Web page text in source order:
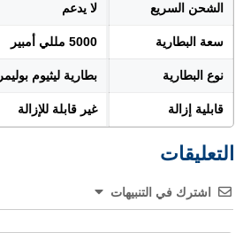
الشحن السريع لا يدعم
سعة البطارية 5000 مللي أمبير
نوع البطارية بطارية ليثيوم بوليمر
قابلية إزالة غير قابلة للإزالة
التعليقات
اشترك في التنبيهات